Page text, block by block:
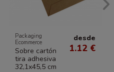
Packaging
Ecommerce
Sobre cartón
tira adhesiva
32,1x45,5 cm
desde
1.12 €